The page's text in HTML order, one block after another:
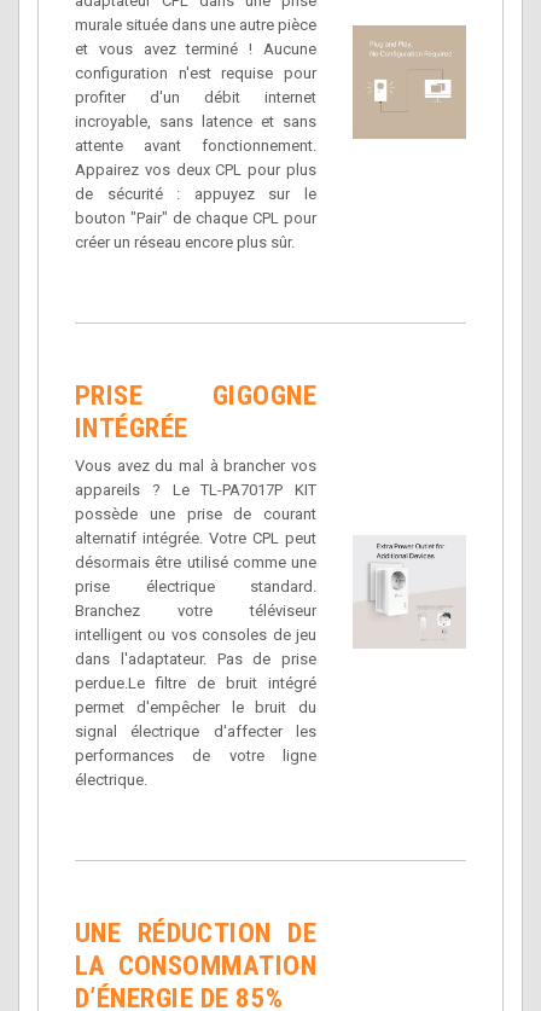
murale située dans une autre pièce
et vous avez terminé ! Aucune
configuration n'est requise pour
profiter d'un débit internet
incroyable, sans latence et sans
attente avant fonctionnement.
Appairez vos deux CPL pour plus
de sécurité : appuyez sur le
bouton "Pair" de chaque CPL pour
créer un réseau encore plus sûr.
PRISE GIGOGNE
INTÉGRÉE
Vous avez du mal à brancher vos
appareils ? Le TL-PA7017P KIT
possède une prise de courant
alternatif intégrée. Votre CPL peut
désormais être utilisé comme une
prise électrique standard.
Branchez votre téléviseur
intelligent ou vos consoles de jeu
dans l'adaptateur. Pas de prise
perdue.Le filtre de bruit intégré
permet d'empêcher le bruit du
signal électrique d'affecter les
performances de votre ligne
électrique.
UNE RÉDUCTION DE
LA CONSOMMATION
D’ÉNERGIE DE 85%